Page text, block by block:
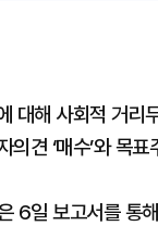
대해 사회적 거리
의견 ‘매수’와 목
6일 보고서를 통